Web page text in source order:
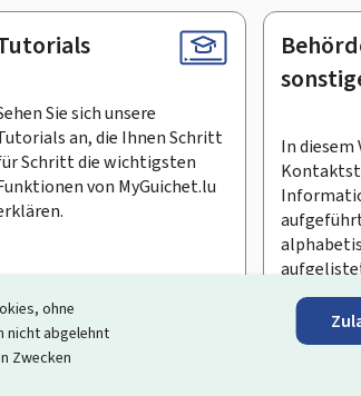
ohne
nicht abgelehnt
Zwecken
Sie sich unsere
an, die Ihnen Schritt
Schritt die wichtigsten
von MyGuichet.lu
In diesem
mit dem Staat vereinfacht